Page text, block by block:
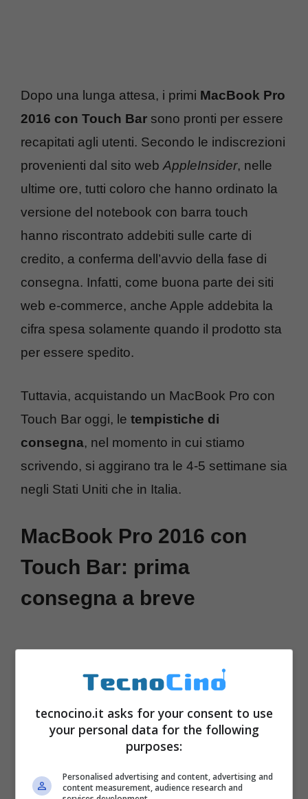
Dopo una lunga attesa, i primi MacBook Pro
2016 con Touch Bar sono pronti per essere
recapitati agli utenti. Secondo le indiscrezioni
provenienti dal sito web AppleInsider, nelle
ultime ore, tutti coloro che hanno ordinato la
versione del notebook con barra touch
hanno riscontrato addebiti sulle carte di
credito, a conferma dell’avvio della fase di
consegna. Infatti, come buona parte dei siti
web e-commerce, anche Apple addebita la
cifra spesa solamente quando il prodotto sta
per essere spedito.
Tuttavia, acquistando un MacBook Pro con
Touch Bar oggi, le tempistiche di
consegna, nel momento in cui stiamo
scrivendo, si aggirano tra le 4-5 settimane sia
negli Stati Uniti che in Italia.
MacBook Pro 2016 con
Touch Bar: prima
consegna a breve
tecnocino.it asks for your consent to use
your personal data for the following
purposes:
Personalised advertising and content, advertising and
content measurement, audience research and